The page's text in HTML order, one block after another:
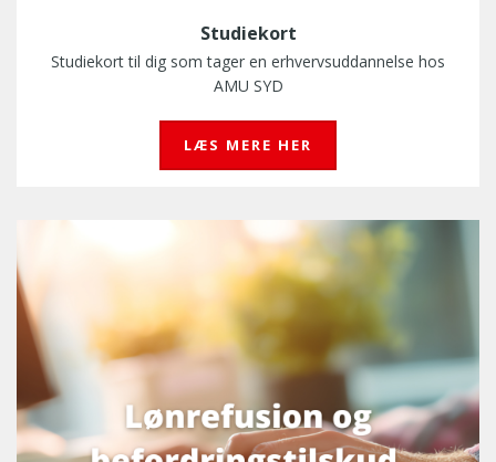
Studiekort
Studiekort til dig som tager en erhvervsuddannelse hos
AMU SYD
LÆS MERE HER